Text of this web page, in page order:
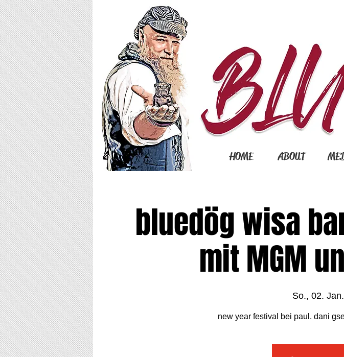
HOME ABOUT
bluedög wisa
mit MGM
So., 02. Jan.
new year festival bei paul. dani